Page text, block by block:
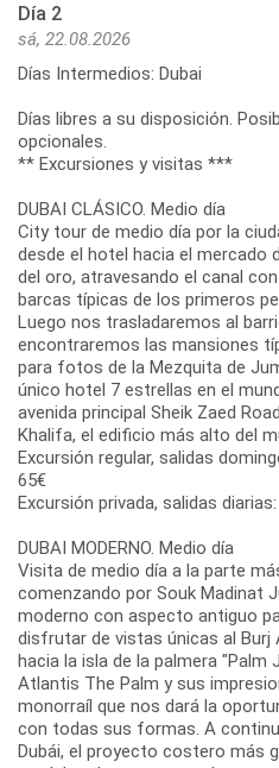
Día 2
sá, 22.08.2026
Días Intermedios: Dubai
Días libres a su disposición.
opcionales.
** Excursiones y visitas ***
DUBAI CLÁSICO. Medio día
City tour de medio día por la
desde el hotel hacia el mercado
del oro, atravesando el canal
barcas típicas de los primeros
Luego nos trasladaremos al
encontraremos las mansiones
para fotos de la Mezquita de
único hotel 7 estrellas en el
avenida principal Sheik Zaed
Khalifa, el edificio más alto del
Excursión regular, salidas
65€
Excursión privada, salidas
DUBAI MODERNO. Medio día
Visita de medio día a la parte
comenzando por Souk Madinat
moderno con aspecto antiguo
disfrutar de vistas únicas al Burj
hacia la isla de la palmera "Palm
Atlantis The Palm y sus
monorraíl que nos dará la
con todas sus formas. A
Dubái, el proyecto costero más